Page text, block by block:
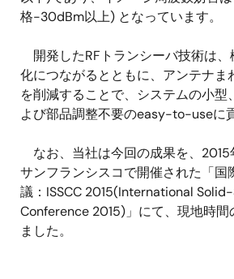
格-30dBm以上) となっています。
開発したRFトランシーバ技術は、
化につながるとともに、アンテナま
を削減することで、システムの小型
よび部品調整不要のeasy-to-useに
なお、当社は今回の成果を、2015
サンフランシスコで開催された「国
議：ISSCC 2015(International
Conference 2015)」にて、現地時間
ました。